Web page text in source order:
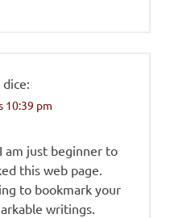
dice:
10:39 pm
am just beginner to
this web page.
to bookmark your
writings.